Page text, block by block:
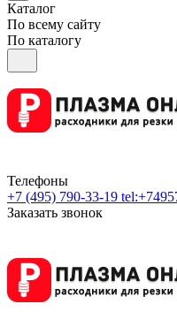
Каталог
По всему сайту
По каталогу
Телефоны
+7 (495) 790-33-19
Заказать звонок